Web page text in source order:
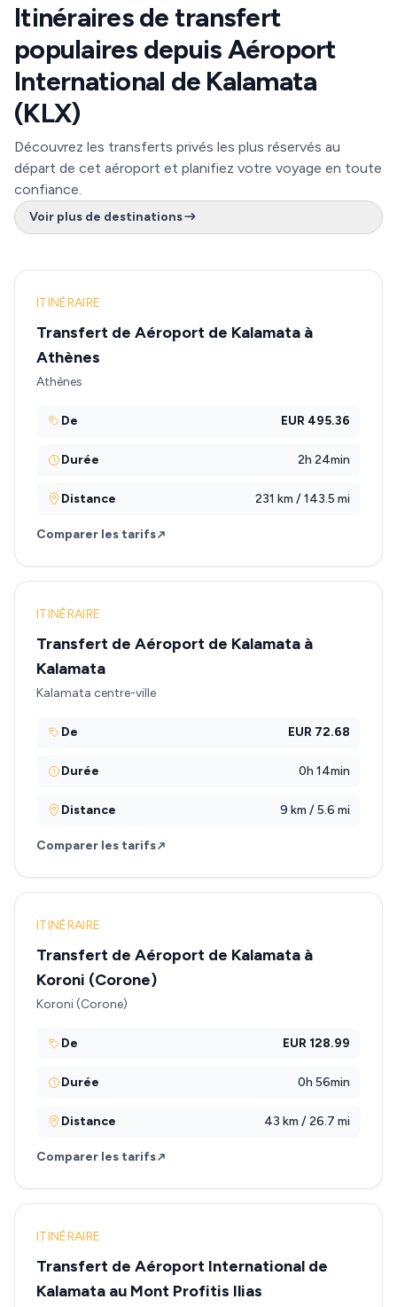
Itinéraires de transfert
populaires depuis Aéroport
International de Kalamata
(KLX)
Découvrez les transferts privés les plus réservés au
départ de cet aéroport et planifiez votre voyage en toute
confiance.
Voir plus de destinations
ITINÉRAIRE
Transfert de Aéroport de Kalamata à
Athènes
Athènes
De EUR 495.36
Durée 2h 24min
Distance 231 km / 143.5 mi
Comparer les tarifs
ITINÉRAIRE
Transfert de Aéroport de Kalamata à
Kalamata
Kalamata centre-ville
De EUR 72.68
Durée 0h 14min
Distance 9 km / 5.6 mi
Comparer les tarifs
ITINÉRAIRE
Transfert de Aéroport de Kalamata à
Koroni (Corone)
Koroni (Corone)
De EUR 128.99
Durée 0h 56min
Distance 43 km / 26.7 mi
Comparer les tarifs
ITINÉRAIRE
Transfert de Aéroport International de
Kalamata au Mont Profitis Ilias